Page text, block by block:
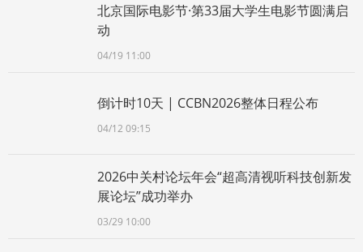
北京国际电影节·第33届大学生电影节圆满启
动
04/19 11:00
倒计时10天 | CCBN2026整体日程公布
04/12 09:15
2026中关村论坛年会“超高清视听科技创新发
展论坛”成功举办
03/29 10:00